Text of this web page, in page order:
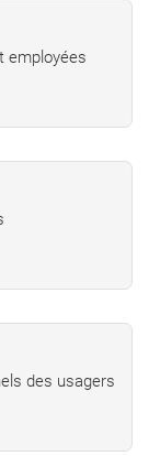
employées
des usagers